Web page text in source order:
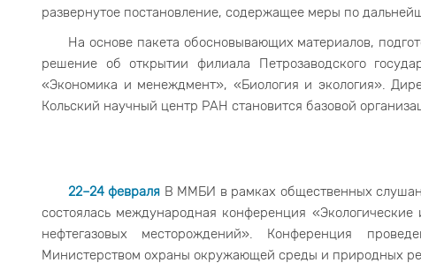
развернутое постановление, содержащее меры по
На основе пакета обосновывающих материалов,
решение об открытии филиала Петрозаводского
«Экономика и менеждмент», «Биология и экология».
Кольский научный центр РАН становится базовой
22–24 февраля В ММБИ в рамках общественных
состоялась международная конференция
нефтегазовых месторождений». Конференция
Министерством охраны окружающей среды и природных